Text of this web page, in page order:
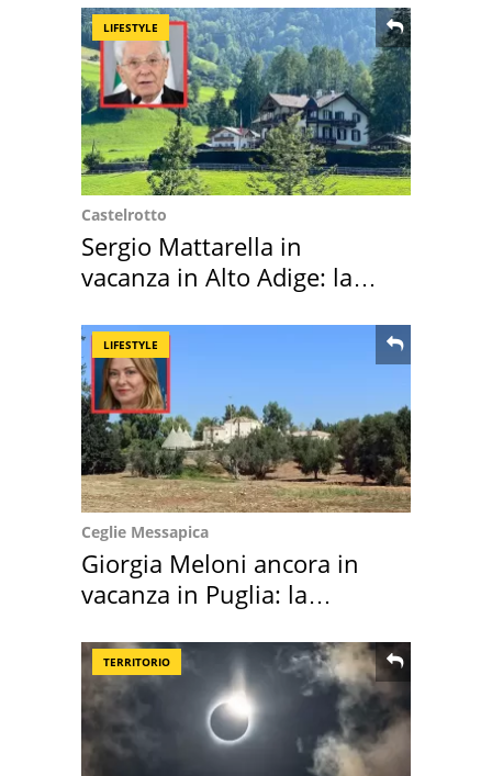
LIFESTYLE
Castelrotto
Sergio Mattarella in
vacanza in Alto Adige: la
LIFESTYLE
Ceglie Messapica
Giorgia Meloni ancora in
vacanza in Puglia: la
TERRITORIO